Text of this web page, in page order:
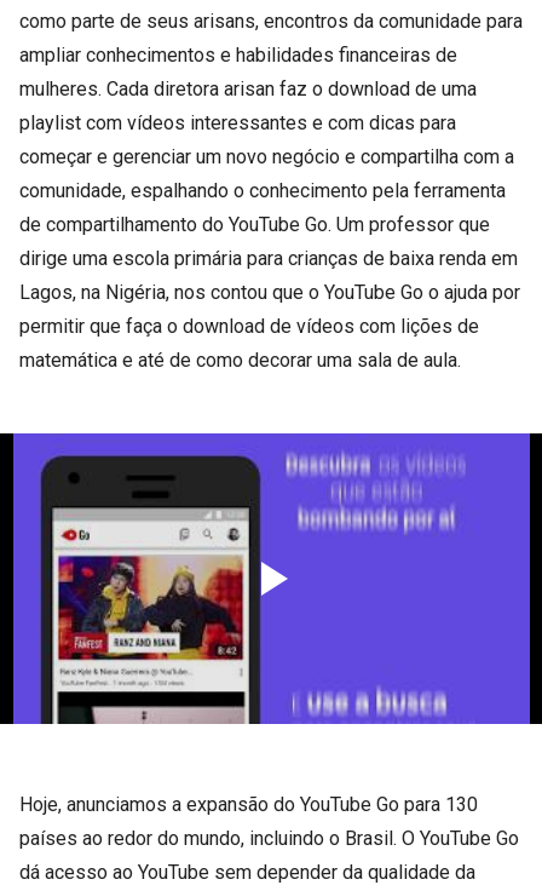
como parte de seus arisans, encontros da comunidade para
ampliar conhecimentos e habilidades financeiras de
mulheres. Cada diretora arisan faz o download de uma
playlist com vídeos interessantes e com dicas para
começar e gerenciar um novo negócio e compartilha com a
comunidade, espalhando o conhecimento pela ferramenta
de compartilhamento do YouTube Go. Um professor que
dirige uma escola primária para crianças de baixa renda em
Lagos, na Nigéria, nos contou que o YouTube Go o ajuda por
permitir que faça o download de vídeos com lições de
matemática e até de como decorar uma sala de aula.
Hoje, anunciamos a expansão do YouTube Go para 130
países ao redor do mundo, incluindo o Brasil. O YouTube Go
dá acesso ao YouTube sem depender da qualidade da